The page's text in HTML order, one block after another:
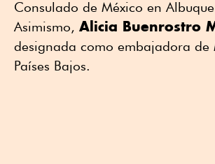
Consulado de México en
Asimismo, Alicia Buenrostro
designada como embajadora de
Países Bajos.